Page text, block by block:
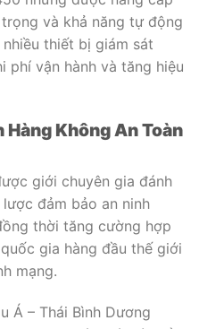
và khả năng tự động
thiết bị giám sát
phí vận hành và tăng hiệu
Không An Toàn
giới chuyên gia đánh
đảm bảo an ninh
thời tăng cường hợp
gia hàng đầu thế giới
mạng.
Á – Thái Bình Dương